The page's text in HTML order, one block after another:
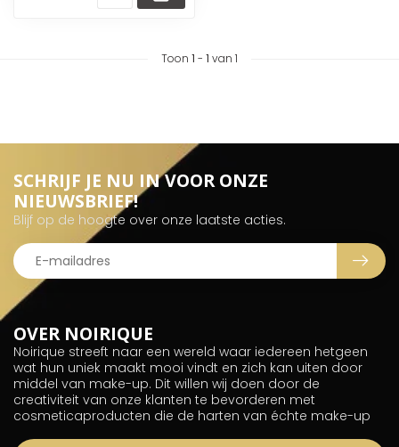
Toon 1 - 1 van 1
OVER NOIRIQUE
Noirique streeft naar een wereld waar iedereen hetgeen
wat hun uniek maakt mooi vindt en zich kan uiten door
middel van make-up. Dit willen wij doen door de
creativiteit van onze klanten te bevorderen met
cosmeticaproducten die de harten van échte make-up
SCHRIJF JE NU IN VOOR ONZE
NIEUWSBRIEF!
Blijf op de hoogte over onze laatste acties.